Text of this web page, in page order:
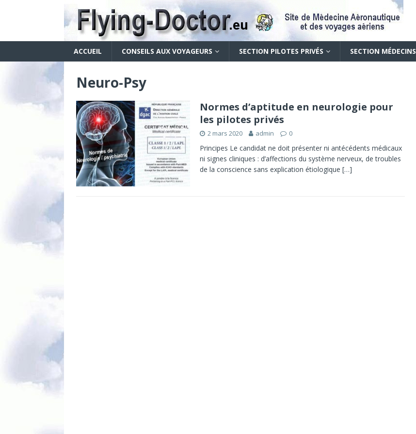
ACCUEIL CONSEILS AUX VOYAGEURS SECTION PILOTES PRIVÉS SECTION MÉDECINS
Neuro-Psy
Normes d’aptitude en neurologie pour
les pilotes privés
2 mars 2020 admin 0
Principes Le candidat ne doit présenter ni antécédents médicaux
ni signes cliniques : d’affections du système nerveux, de troubles
de la conscience sans explication étiologique […]